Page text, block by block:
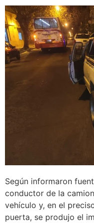
Según informaron
conductor de la
vehículo y, en el
puerta, se produjo el